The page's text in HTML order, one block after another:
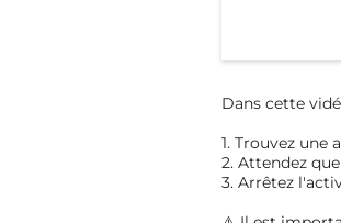
Dans cette
1. Trouvez une
2. Attendez
3. Arrêtez